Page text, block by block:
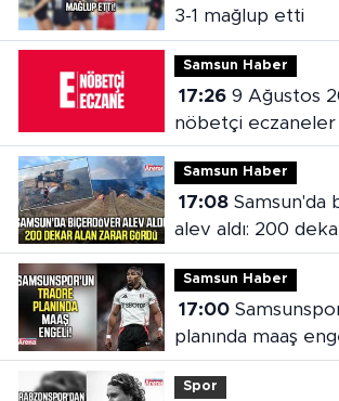
3-1 mağlup etti
Samsun Haber
17:269 Ağustos 2026 Samsun
nöbetçi eczaneler
Samsun Haber
17:08Samsun'da biçerdöver
alev aldı: 200
gördü
Samsun Haber
17:00Samsunspor'un Traore
planında maaş
Spor